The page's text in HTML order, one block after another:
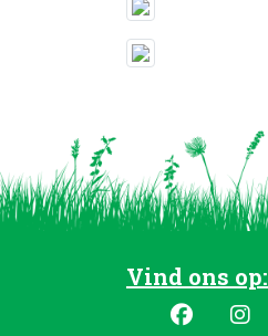
Vind ons op: